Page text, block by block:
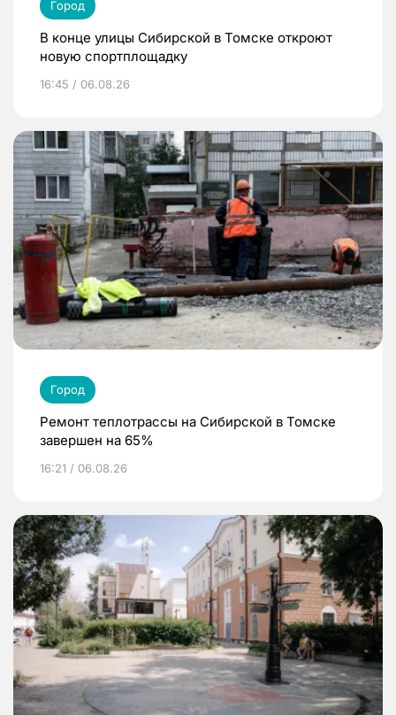
Город
В конце улицы Сибирской в Томске откроют
новую спортплощадку
16:45 / 06.08.26
Город
Ремонт теплотрассы на Сибирской в Томске
завершен на 65%
16:21 / 06.08.26